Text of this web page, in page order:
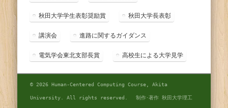
秋田大学学生表彰奨励賞 秋田大学長表彰
講演会 進路に関するガイダンス
電気学会東北支部長賞 高校生による大学見学
© 2026 Human-Centered Computing Course, Akita
University. All rights reserved. 制作･著作 秋田大学理工